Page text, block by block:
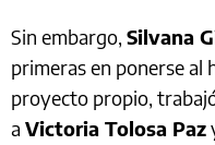
Sin embargo, Silvana
primeras en ponerse al
proyecto propio,
a Victoria Tolosa Paz